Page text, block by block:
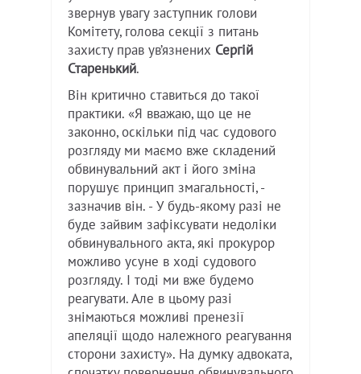
звернув увагу заступник голови
Комітету, голова секції з питань
захисту прав ув’язнених Сергій
Старенький.
Він критично ставиться до такої
практики. «Я вважаю, що це не
законно, оскільки під час судового
розгляду ми маємо вже складений
обвинувальний акт і його зміна
порушує принцип змагальності, -
зазначив він. - У будь-якому разі не
буде зайвим зафіксувати недоліки
обвинувального акта, які прокурор
можливо усуне в ході судового
розгляду. І тоді ми вже будемо
реагувати. Але в цьому разі
знімаються можливі пренезії
апеляції щодо належного реагування
сторони захисту». На думку адвоката,